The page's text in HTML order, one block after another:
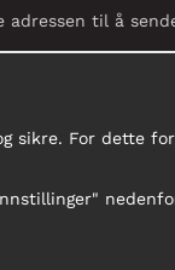
adressen til å
sikre. For dette